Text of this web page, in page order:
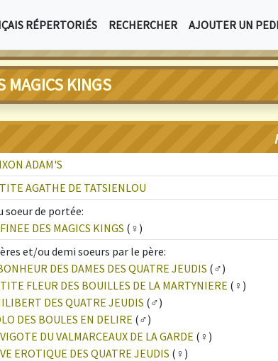
RÉPERTORIÉS RECHERCHER AJOUTER UN
MAGICS KINGS
ADAM'S
AGATHE DE TATSIENLOU
soeur de portée:
DES MAGICS KINGS (♀)
et/ou demi soeurs par le père:
DES DAMES DES QUATRE JEUDIS (♂)
FLEUR DES BOUILLES DE LA MARTYNIERE (♀)
DES QUATRE JEUDIS (♂)
DES BOULES EN DELIRE (♂)
DU VALMARCEAUX DE LA GARDE (♀)
EROTIQUE DES QUATRE JEUDIS (♀)